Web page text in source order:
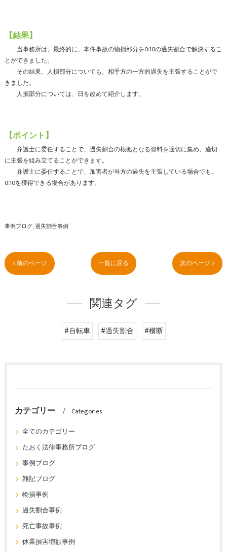
【結果】
当事務所は、最終的に、本件事故の物損部分を0:10の過失割合で解決するこ
とができました。
その結果、人損部分についても、相手方の一方的過失を主張することがで
きました。
人損部分については、日を改めて紹介します。
【ポイント】
弁護士に委任することで、過失割合の根拠となる資料を適切に集め、適切
に主張を組み立てることができます。
弁護士に委任することで、加害者が当方の過失を主張している場合でも、
0:10を獲得できる場合があります。
事例ブログ 過失割合事例
< 前のページ 一覧に戻る 次のページ >
関連タグ
#自転車 #過失割合 #横断
カテゴリー
Categories
全てのカテゴリー
たおく法律事務所ブログ
事例ブログ
雑記ブログ
物損事例
過失割合事例
死亡事故事例
休業損害増額事例